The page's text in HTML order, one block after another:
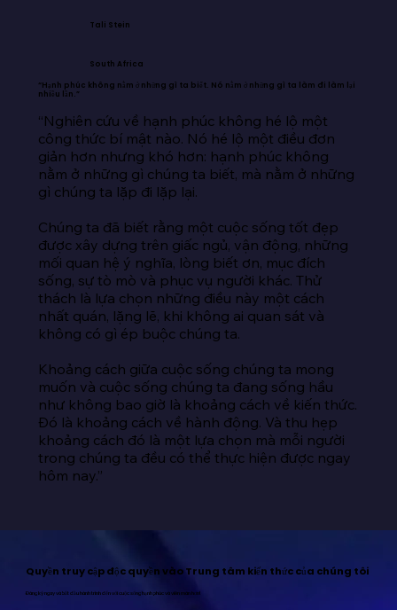
Tali Stein
South Africa
“Hạnh phúc không nằm ở những gì ta biết. Nó nằm ở những gì ta làm đi làm lại
nhiều lần.”
“Nghiên cứu về hạnh phúc không hé lộ một
công thức bí mật nào. Nó hé lộ một điều đơn
giản hơn nhưng khó hơn: hạnh phúc không
nằm ở những gì chúng ta biết, mà nằm ở những
gì chúng ta lặp đi lặp lại.
Chúng ta đã biết rằng một cuộc sống tốt đẹp
được xây dựng trên giấc ngủ, vận động, những
mối quan hệ ý nghĩa, lòng biết ơn, mục đích
sống, sự tò mò và phục vụ người khác. Thử
thách là lựa chọn những điều này một cách
nhất quán, lặng lẽ, khi không ai quan sát và
không có gì ép buộc chúng ta.
Khoảng cách giữa cuộc sống chúng ta mong
muốn và cuộc sống chúng ta đang sống hầu
như không bao giờ là khoảng cách về kiến thức.
Đó là khoảng cách về hành động. Và thu hẹp
khoảng cách đó là một lựa chọn mà mỗi người
trong chúng ta đều có thể thực hiện được ngay
hôm nay.”
Quyền truy cập độc quyền vào Trung tâm kiến thức của chúng tôi
Đăng ký ngay và bắt đầu hành trình đến với cuộc sống hạnh phúc và viên mãn hơn!